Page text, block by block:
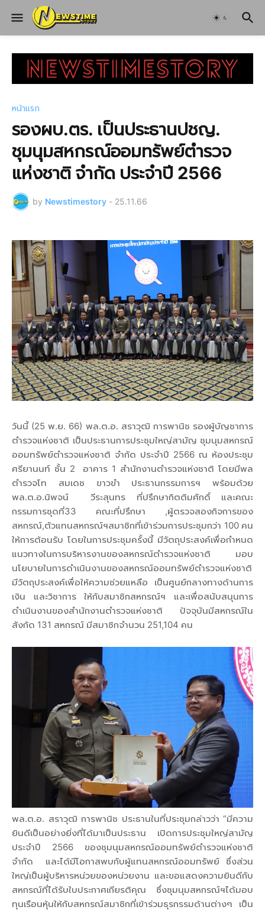
หน้าแรก
รองผบ.ตร. เป็นประธานปชญ.
ชุมนุมสหกรณ์ออมทรัพย์ตำรวจ
แห่งชาติ จำกัด ประจำปี 2566
by Newstimestory - 25.11.66
วันนี้ (25 พ.ย. 66) พล.ต.อ. สราวุฒิ การพานิช รองผู้บัญชาการ
ตำรวจแห่งชาติ เป็นประธานการประชุมใหญ่สามัญ ชุมนุมสหกรณ์
ออมทรัพย์ตำรวจแห่งชาติ จำกัด ประจำปี 2566 ณ ห้องประชุม
ศรียานนท์ ชั้น 2 อาคาร 1 สำนักงานตำรวจแห่งชาติ โดยมีพล
ตำรวจโท สมเดช ขาวขำ ประธานกรรมการฯ พร้อมด้วย
พล.ต.อ.นิพจน์ วีระสุนทร ที่ปรึกษากิตติมศักดิ์ และคณะ
กรรมการชุดที่33 คณะที่ปรึกษา ,ผู้ตรวจสองกิจการของ
สหกรณ์,ตัวแทนสหกรณ์ฯสมาชิกที่เข้าร่วมการประชุมกว่า 100 คน
ให้การต้อนรับ โดยในการประชุมครั้งนี้ มีวัตถุประสงค์เพื่อกำหนด
แนวทางในการบริหารงานของสหกรณ์ตำรวจแห่งชาติ มอบ
นโยบายในการดำเนินงานของสหกรณ์ออมทรัพย์ตำรวจแห่งชาติ
มีวัตถุประสงค์เพื่อให้ความช่วยแหลือ เป็นศูนย์กลางทางด้านการ
เงิน และวิชาการ ให้กับสมาชิกสหกรณ์ฯ และเพื่อสนับสนุนการ
ดำเนินงานของสำนักงานตำรวจแห่งชาติ ปัจจุบันมีสหกรณ์ใน
สังกัด 131 สหกรณ์ มีสมาชิกจำนวน 251,104 คน
พล.ต.อ. สราวุฒิ การพานิช ประธานในที่ประชุมกล่าวว่า “มีความ
ยินดีเป็นอย่างยิ่งที่ได้มาเป็นประธาน เปิดการประชุมใหญ่สามัญ
ประจำปี 2566 ของชุมนุมสหกรณ์ออมทรัพย์ตำรวจแห่งชาติ
จำกัด และได้มีโอกาสพบกับผู้แทนสหกรณ์ออมทรัพย์ ซึ่งส่วน
ใหญ่เป็นผู้บริหารหน่วยของหน่วยงาน และขอแสดงความยินดีกับ
สหกรณ์ที่ได้รับใบประกาศเกียรติคุณ ซึ่งชุมนุมสหกรณ์ฯได้มอบ
ทุนเรือนหุ้นให้กับสหกรณ์สมาชิกที่เข้าร่วมธุรกรรมด้านต่างๆ เป็น